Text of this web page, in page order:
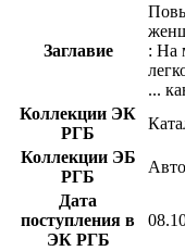
Заглавие
: На
...
Коллекции ЭК
РГБ
Коллекции ЭБ
РГБ
Дата
поступления в
ЭК РГБ